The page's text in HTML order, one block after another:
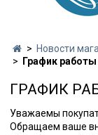
Новости
График
ГРАФИК
Уважаемы
Обращаем ваше